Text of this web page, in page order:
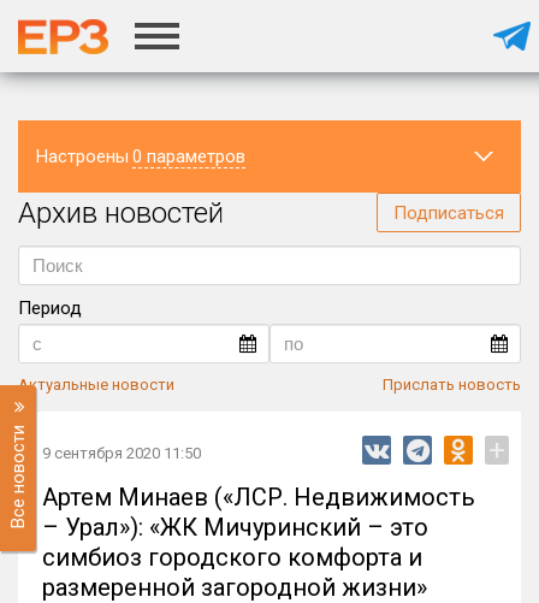
Настроены 0 параметров
Регион
Архив новостей Подписаться
Период
Актуальные новости Прислать новость
Все новости 9 сентября 2020 11:50 +
Артем Минаев («ЛСР. Недвижимость
– Урал»): «ЖК Мичуринский – это
симбиоз городского комфорта и
размеренной загородной жизни»